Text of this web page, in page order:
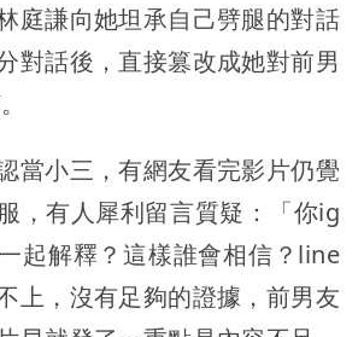
庭謙向她坦承自己劈腿的對話
對話後，直接篡改成她對前男
當小三，有網友看完影片仍覺
，有人犀利留言質疑：「你ig
起解釋？這樣誰會相信？line
上，沒有足夠的證據，前男友